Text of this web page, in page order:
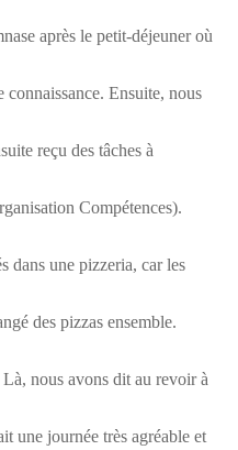
après le petit-déjeuner où
Ensuite, nous
reçu des tâches à
Compétences).
dans une pizzeria, car les
des pizzas ensemble.
Là, nous avons dit au revoir à
une journée très agréable et